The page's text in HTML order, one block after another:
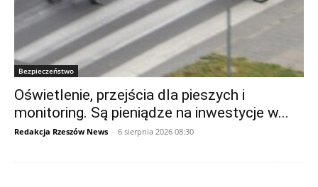
Bezpieczeństwo
Oświetlenie, przejścia dla pieszych i
monitoring. Są pieniądze na inwestycje w...
Redakcja Rzeszów News - 6 sierpnia 2026 08:30